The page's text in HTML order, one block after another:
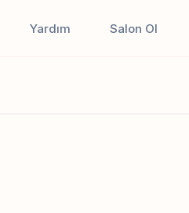
Yardım Salon Ol